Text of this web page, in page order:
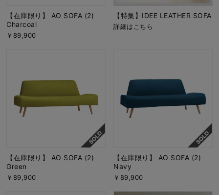
【在庫限り】 AO SOFA (2)
Charcoal
￥89,900
【特集】IDEE LEATHER SOFA
詳細はこちら
【在庫限り】 AO SOFA (2)
Green
￥89,900
【在庫限り】 AO SOFA (2)
Navy
￥89,900